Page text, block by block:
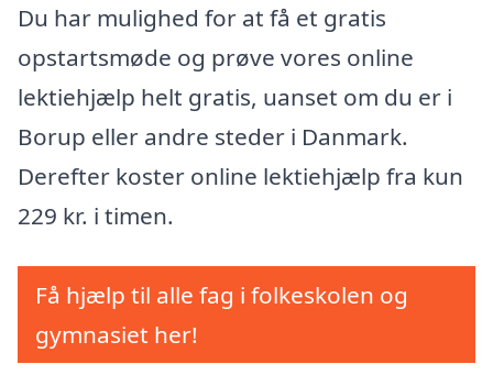
Du har mulighed for at få et gratis
opstartsmøde og prøve vores online
lektiehjælp helt gratis, uanset om du er i
Borup eller andre steder i Danmark.
Derefter koster online lektiehjælp fra kun
229 kr. i timen.
Få hjælp til alle fag i folkeskolen og
gymnasiet her!